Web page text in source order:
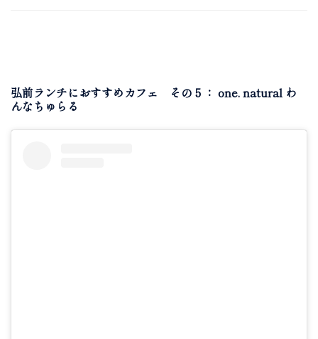
弘前ランチにおすすめカフェ その５： one. natural わ
んなちゅらる